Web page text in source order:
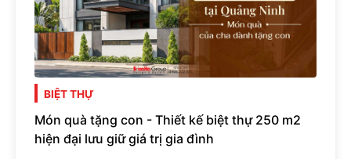
BIỆT THỰ
Món quà tặng con - Thiết kế biệt thự 250 m2
hiện đại lưu giữ giá trị gia đình